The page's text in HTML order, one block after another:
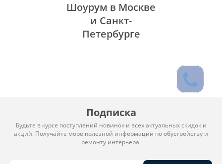
Шоурум в Москве
и Санкт-
Петербурге
Подписка
Будьте в курсе поступлений новинок и всех актуальных скидок и
акций. Получайте море полезной информации по обустройству и
ремонту интерьера.